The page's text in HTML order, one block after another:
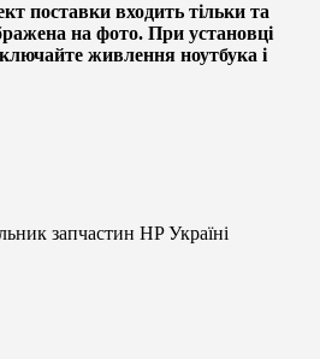
поставки входить тільки та
на фото. При установці
живлення ноутбука і
запчастин HP Україні